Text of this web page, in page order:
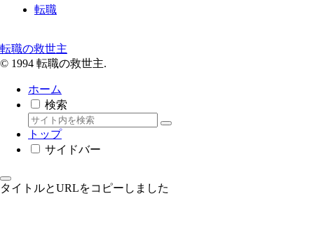
転職
転職の救世主
© 1994 転職の救世主.
ホーム
検索
トップ
サイドバー
タイトルとURLをコピーしました